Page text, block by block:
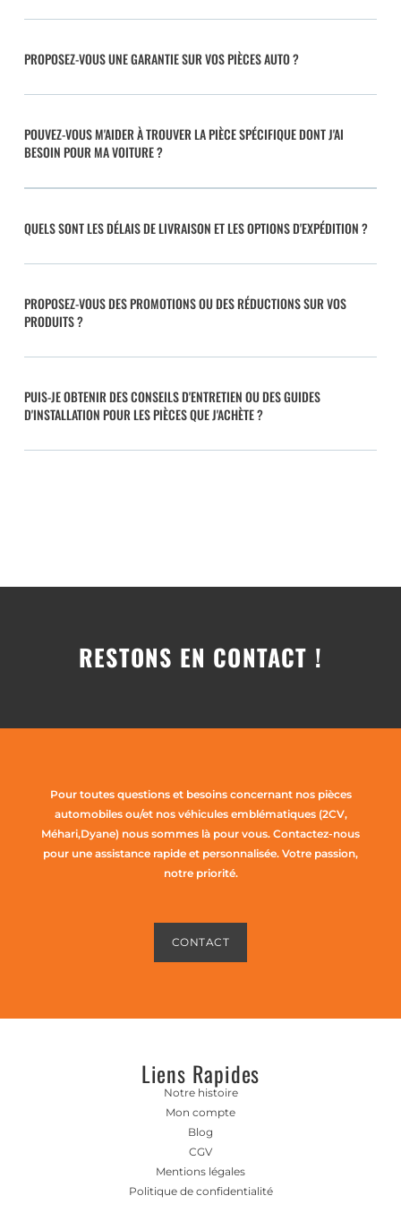
PROPOSEZ-VOUS UNE GARANTIE SUR VOS PIÈCES AUTO ?
POUVEZ-VOUS M'AIDER À TROUVER LA PIÈCE SPÉCIFIQUE DONT J'AI
BESOIN POUR MA VOITURE ?
QUELS SONT LES DÉLAIS DE LIVRAISON ET LES OPTIONS D'EXPÉDITION ?
PROPOSEZ-VOUS DES PROMOTIONS OU DES RÉDUCTIONS SUR VOS
PRODUITS ?
PUIS-JE OBTENIR DES CONSEILS D'ENTRETIEN OU DES GUIDES
D'INSTALLATION POUR LES PIÈCES QUE J'ACHÈTE ?
RESTONS EN CONTACT !
Pour toutes questions et besoins concernant nos pièces
automobiles ou/et nos véhicules emblématiques (2CV,
Méhari,Dyane) nous sommes là pour vous. Contactez-nous
pour une assistance rapide et personnalisée. Votre passion,
notre priorité.
CONTACT
Liens Rapides
Notre histoire
Mon compte
Blog
CGV
Mentions légales
Politique de confidentialité